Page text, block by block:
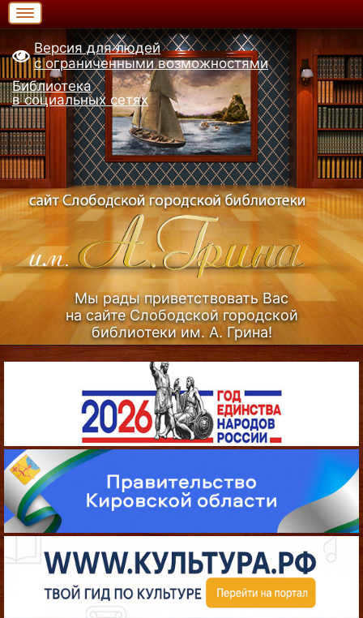
Версия для людей
с ограниченными возможностями
Библиотека
в социальных сетях
Мы рады приветствовать Вас
на сайте Слободской городской
библиотеки им. А. Грина!
Узнать больше (Из истории библиотеки)...